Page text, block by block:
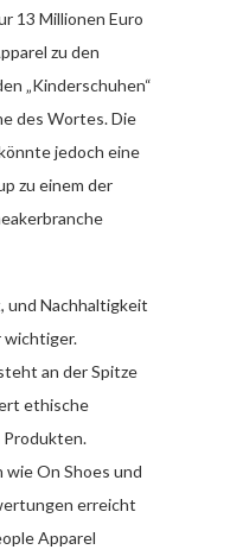
13 Millionen Euro
zu den
„Kinderschuhen“
des Wortes. Die
jedoch eine
zu einem der
und Nachhaltigkeit
wichtiger.
an der Spitze
ethische
On Shoes und
erreicht
Apparel